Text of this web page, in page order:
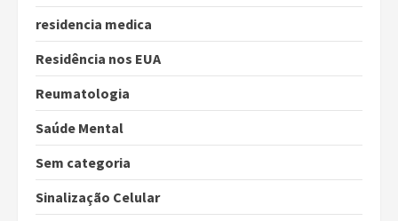
residencia medica
Residência nos EUA
Reumatologia
Saúde Mental
Sem categoria
Sinalização Celular